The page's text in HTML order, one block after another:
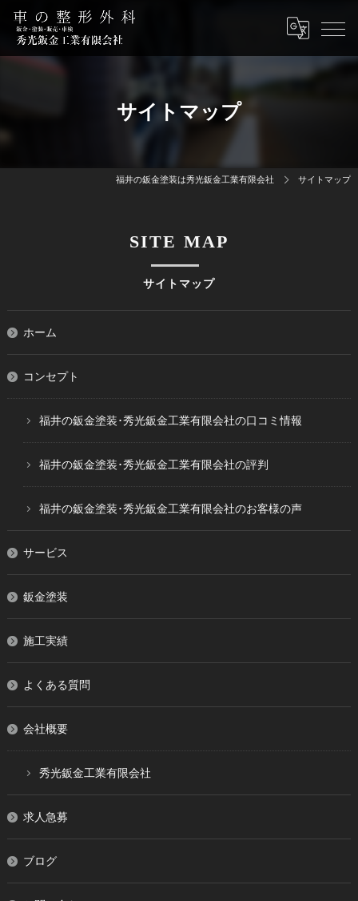
サイトマップ
福井の鈑金塗装は秀光鈑金工業有限会社 サイトマップ
サイトマップ
SITE MAP
ホーム
コンセプト
福井の鈑金塗装･秀光鈑金工業有限会社の口コミ情報
福井の鈑金塗装･秀光鈑金工業有限会社の評判
福井の鈑金塗装･秀光鈑金工業有限会社のお客様の声
サービス
鈑金塗装
施工実績
よくある質問
会社概要
秀光鈑金工業有限会社
求人急募
ブログ